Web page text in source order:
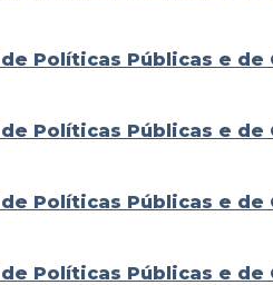
Políticas Públicas e
Políticas Públicas e de
Políticas Públicas e
Políticas Públicas e de